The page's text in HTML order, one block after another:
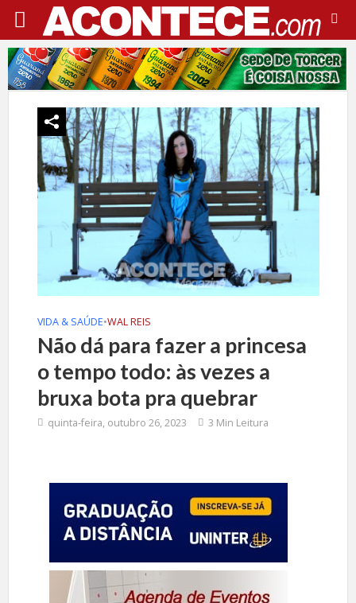
VIDA & SAÚDE•WAL REIS
Não dá para fazer a princesa
o tempo todo: às vezes a
bruxa bota pra quebrar
quinta-feira, outubro 26, 2023 3 Min Leitura